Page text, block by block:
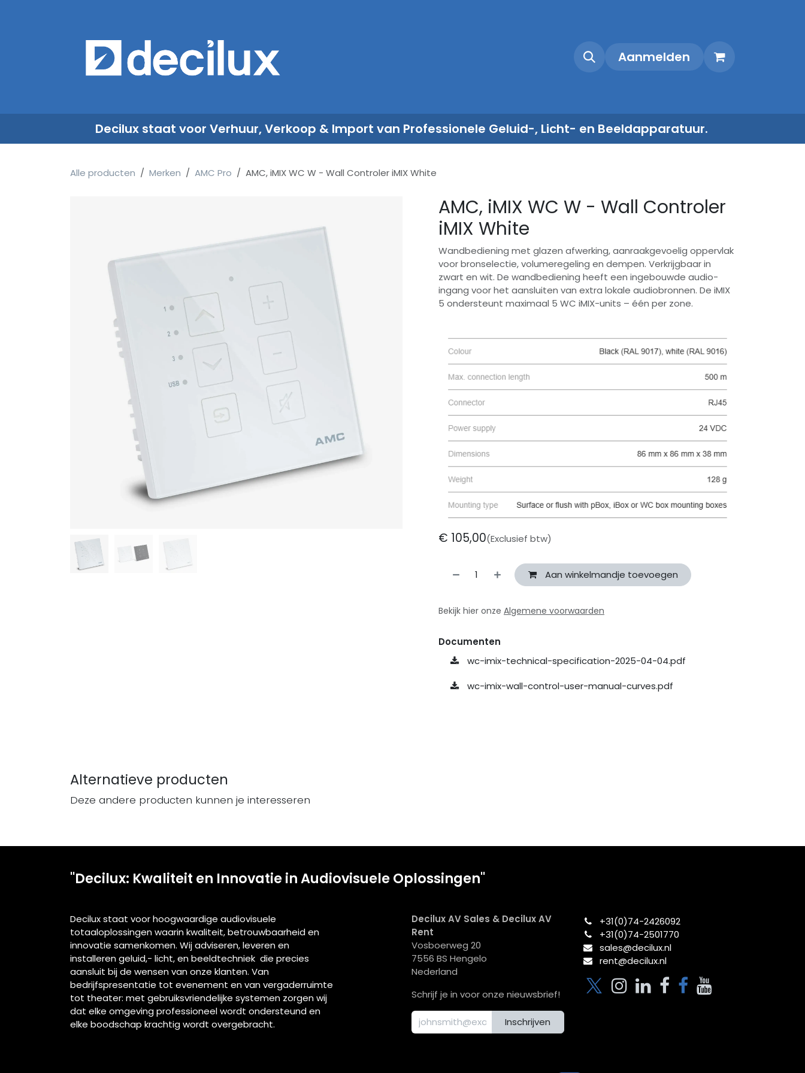
ContactAanmelden
Decilux staat voor Verhuur, Verkoop & Import van Professionele Geluid-, Licht- en Beeldapparatuur.
Alle producten Merken AMC Pro AMC, iMIX WC W - Wall Controler iMIX White
AMC, iMIX WC W - Wall Controler
iMIX White
Wandbediening met glazen afwerking, aanraakgevoelig oppervlak
voor bronselectie, volumeregeling en dempen. Verkrijgbaar in
zwart en wit. De wandbediening heeft een ingebouwde audio-
ingang voor het aansluiten van extra lokale audiobronnen. De iMIX
5 ondersteunt maximaal 5 WC iMIX-units – één per zone.
€ 105,00(Exclusief btw)
Aan winkelmandje toevoegen
Bekijk hier onze Algemene voorwaarden
Documenten
wc-imix-technical-specification-2025-04-04.pdf
wc-imix-wall-control-user-manual-curves.pdf
Alternatieve producten
Deze andere producten kunnen je interesseren
"Decilux: Kwaliteit en Innovatie in Audiovisuele Oplossingen"
Decilux staat voor hoogwaardige audiovisuele
totaaloplossingen waarin kwaliteit, betrouwbaarheid en
innovatie samenkomen. Wij adviseren, leveren en
installeren geluid,- licht, en beeldtechniek die precies
aansluit bij de wensen van onze klanten. Van
bedrijfspresentatie tot evenement en van vergaderruimte
tot theater: met gebruiksvriendelijke systemen zorgen wij
dat elke omgeving professioneel wordt ondersteund en
elke boodschap krachtig wordt overgebracht.
Decilux AV Sales & Decilux AV
Rent
Vosboerweg 20
7556 BS Hengelo
Nederland
Schrijf je in voor onze nieuwsbrief!
Inschrijven
+31(0)74-2426092​
+31(0)74-2501770
sales@decilux.nl
rent@decilux.nl